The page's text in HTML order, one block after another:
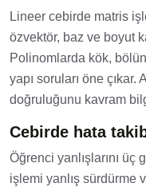
Lineer cebirde matris
özvektör, baz ve boyut
Polinomlarda kök,
yapı soruları öne
doğruluğunu kavram
Cebirde hata
Öğrenci yanlışlarını üç
işlemi yanlış sürdürme